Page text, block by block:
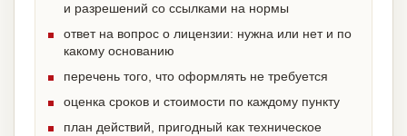
и разрешений со ссылками на нормы
ответ на вопрос о лицензии: нужна или нет и по
какому основанию
перечень того, что оформлять не требуется
оценка сроков и стоимости по каждому пункту
план действий, пригодный как техническое